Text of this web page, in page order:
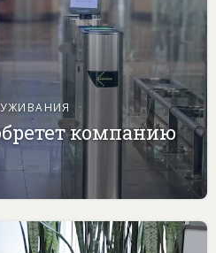
компанию